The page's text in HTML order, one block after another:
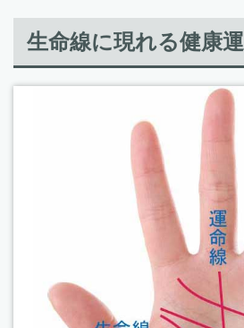
生命線に現れる健康運